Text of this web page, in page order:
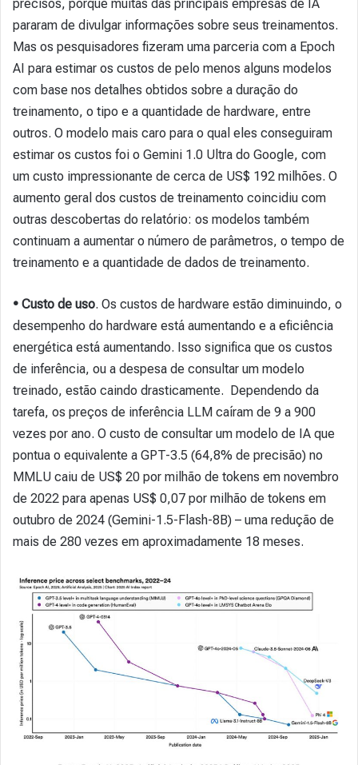
precisos, porque muitas das principais empresas de IA
pararam de divulgar informações sobre seus treinamentos.
Mas os pesquisadores fizeram uma parceria com a Epoch
AI para estimar os custos de pelo menos alguns modelos
com base nos detalhes obtidos sobre a duração do
treinamento, o tipo e a quantidade de hardware, entre
outros. O modelo mais caro para o qual eles conseguiram
estimar os custos foi o Gemini 1.0 Ultra do Google, com
um custo impressionante de cerca de US$ 192 milhões. O
aumento geral dos custos de treinamento coincidiu com
outras descobertas do relatório: os modelos também
continuam a aumentar o número de parâmetros, o tempo de
treinamento e a quantidade de dados de treinamento.
• Custo de uso. Os custos de hardware estão diminuindo, o
desempenho do hardware está aumentando e a eficiência
energética está aumentando. Isso significa que os custos
de inferência, ou a despesa de consultar um modelo
treinado, estão caindo drasticamente. Dependendo da
tarefa, os preços de inferência LLM caíram de 9 a 900
vezes por ano. O custo de consultar um modelo de IA que
pontua o equivalente a GPT-3.5 (64,8% de precisão) no
MMLU caiu de US$ 20 por milhão de tokens em novembro
de 2022 para apenas US$ 0,07 por milhão de tokens em
outubro de 2024 (Gemini-1.5-Flash-8B) – uma redução de
mais de 280 vezes em aproximadamente 18 meses.